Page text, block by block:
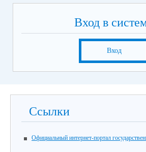
Вход в
Вход
Ссылки
Официальный интернет-портал